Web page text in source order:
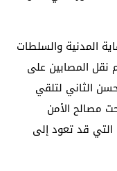
المدنية والسلطات
نقل المصابين على
الثاني لتلقي
مصالح الأمن
التي قد تعود إلى